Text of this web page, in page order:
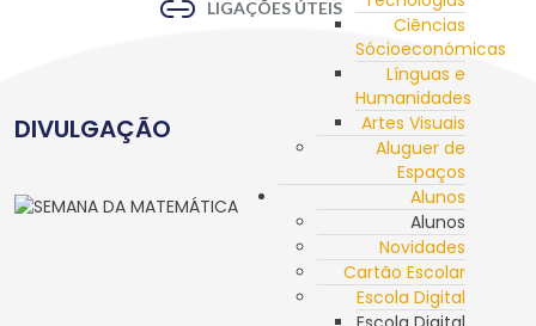
Ciências
Sócioeconómicas
Línguas e
Humanidades
Artes Visuais
Aluguer de
Espaços
Alunos
Alunos
Novidades
Cartão Escolar
Escola Digital
LIGAÇÕES ÚTEIS
DIVULGAÇÃO